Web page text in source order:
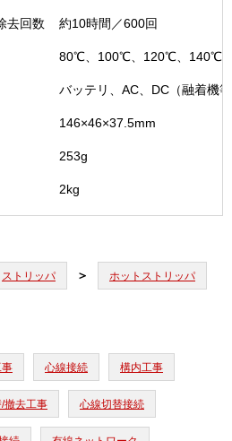
去回数 約10時間／600回
80℃、100℃、120℃、140℃
バッテリ、AC、DC（融着機
146×46×37.5mm
253g
2kg
ストリッパ ホットストリッパ
心線接続 構内工事
撤去工事 心線切替接続